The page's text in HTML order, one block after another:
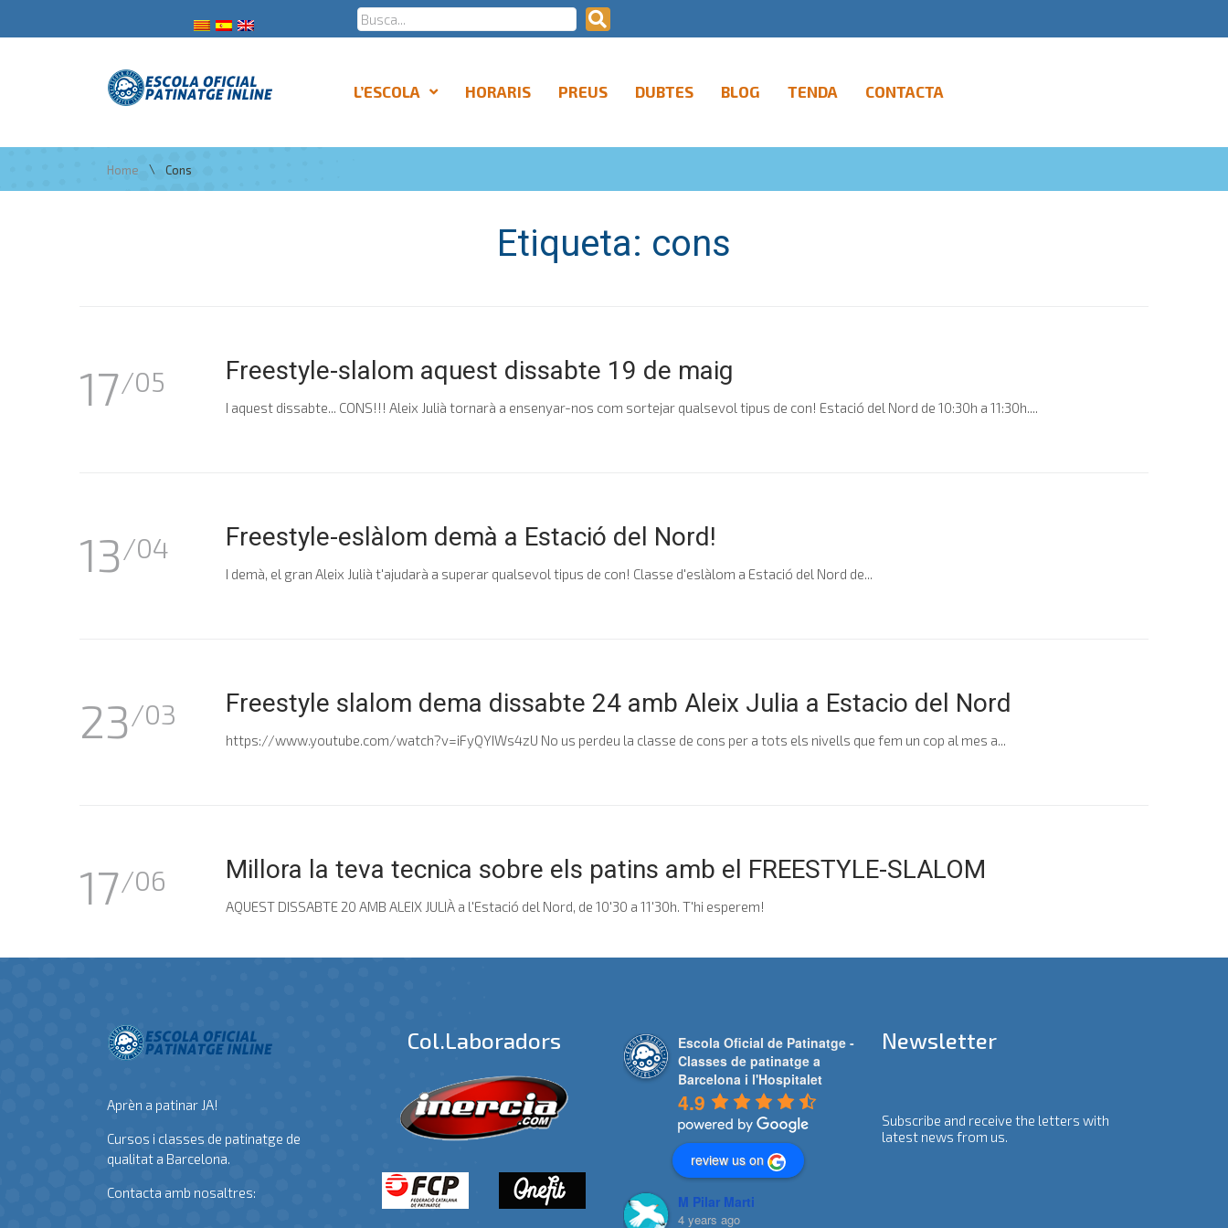
L’ESCOLA HORARIS PREUS DUBTES BLOG TENDA CONTACTA
Home \ Cons
Etiqueta: cons
17/05 Freestyle-slalom aquest dissabte 19 de maig
I aquest dissabte... CONS!!! Aleix Julià tornarà a ensenyar-nos com sortejar qualsevol tipus de con! Estació del Nord de 10:30h a 11:30h....
13/04 Freestyle-eslàlom demà a Estació del Nord!
I demà, el gran Aleix Julià t'ajudarà a superar qualsevol tipus de con! Classe d'eslàlom a Estació del Nord de...
23/03 Freestyle slalom dema dissabte 24 amb Aleix Julia a Estacio del Nord
https://www.youtube.com/watch?v=iFyQYIWs4zU No us perdeu la classe de cons per a tots els nivells que fem un cop al mes a...
17/06 Millora la teva tecnica sobre els patins amb el FREESTYLE-SLALOM
AQUEST DISSABTE 20 AMB ALEIX JULIÀ a l'Estació del Nord, de 10'30 a 11'30h. T'hi esperem!
Aprèn a patinar JA!
Cursos i classes de patinatge de
qualitat a Barcelona.
Contacta amb nosaltres:
Col.laboradors
Escola Oficial de Patinatge -
Classes de patinatge a
Barcelona i l'Hospitalet
4.9
review us on
M Pilar Marti
4 years ago
Newsletter
Subscribe and receive the letters with
latest news from us.